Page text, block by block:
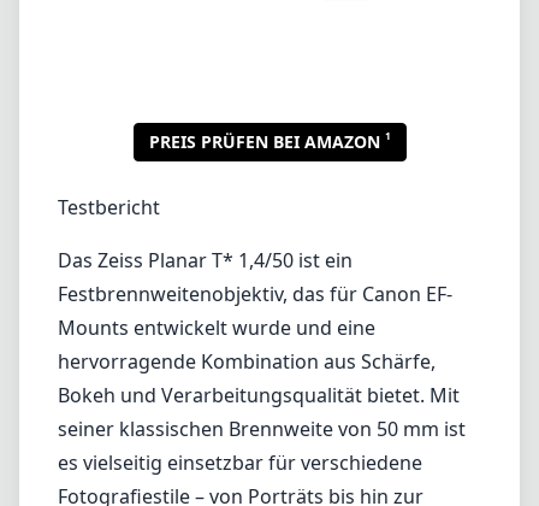
seiner klassischen Brennweite von 50 mm ist
es vielseitig einsetzbar für verschiedene
Straßenfotografie. Das Objektiv ist bekannt
für seine konsistenten Leistungen, selbst
unter herausfordernden Lichtbedingungen,
dank der schnellen maximalen Blende von
f/1.4.
Eine der herausragenden Eigenschaften des
Planar T* 1,4/50 ist die außergewöhnliche
Bildqualität. Das Objektiv erzeugt
atemberaubend scharfe Bilder mit